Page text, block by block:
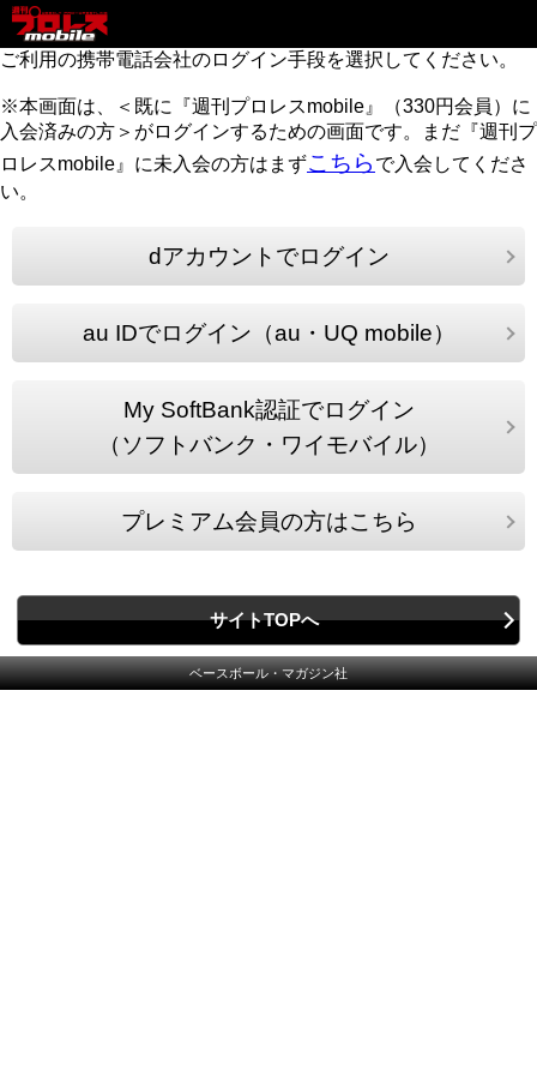
ご利用の携帯電話会社のログイン手段を選択してください。
※本画面は、＜既に『週刊プロレスmobile』（330円会員）に
入会済みの方＞がログインするための画面です。まだ『週刊プ
ロレスmobile』に未入会の方はまずこちら で入会してくださ
い。
dアカウントでログイン
au IDでログイン（au・UQ mobile）
My SoftBank認証でログイン
（ソフトバンク・ワイモバイル）
プレミアム会員の方はこちら
サイトTOPへ
ベースボール・マガジン社